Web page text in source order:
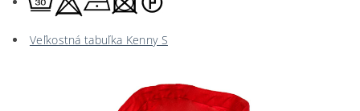
Veľkostná tabuľka Kenny S